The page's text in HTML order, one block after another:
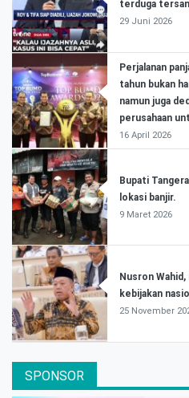
terduga
29 Juni 2026
Perjalanan
tahun bukan
namun juga
perusahaan
16 April 2026
Bupati
lokasi banjir.
9 Maret 2026
Nusron
kebijakan
25 November
SPONSOR